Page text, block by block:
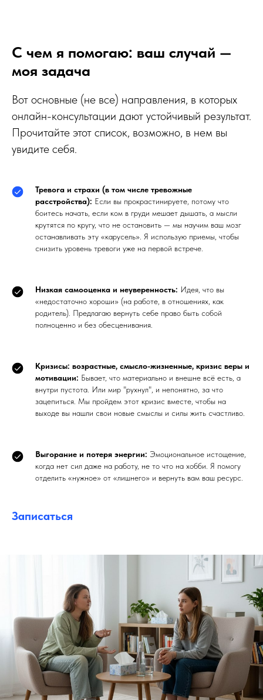
С чем я помогаю: ваш случай —
моя задача
Вот основные (не все) направления, в которых
онлайн-консультации дают устойчивый результат.
Прочитайте этот список, возможно, в нем вы
увидите себя.
Тревога и страхи (в том числе тревожные
расстройства): Если вы прокрастинируете, потому что
боитесь начать, если ком в груди мешает дышать, а мысли
крутятся по кругу, что не остановить — мы научим ваш мозг
останавливать эту «карусель». Я использую приемы, чтобы
снизить уровень тревоги уже на первой встрече.
Низкая самооценка и неуверенность: Идея, что вы
«недостаточно хороши» (на работе, в отношениях, как
родитель). Предлагаю вернуть себе право быть собой
полноценно и без обесценивания.
Кризисы: возрастные, смысло-жизненные, кризис веры и
мотивации: Бывает, что материально и внешне всё есть, а
внутри пустота. Или мир "рухнул", и непонятно, за что
зацепиться. Мы пройдем этот кризис вместе, чтобы на
выходе вы нашли свои новые смыслы и силы жить счастливо.
Выгорание и потеря энергии: Эмоциональное истощение,
когда нет сил даже на работу, не то что на хобби. Я помогу
отделить «нужное» от «лишнего» и вернуть вам ваш ресурс.
Записаться